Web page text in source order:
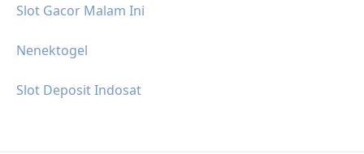
Slot Gacor Malam Ini
Nenektogel
Slot Deposit Indosat